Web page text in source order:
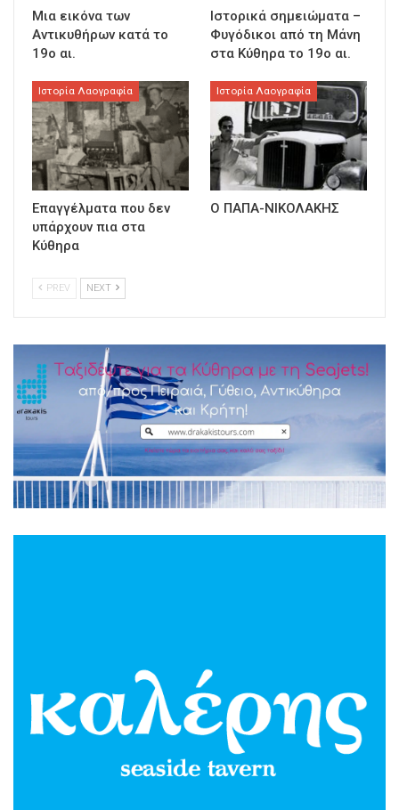
Μια εικόνα των
Αντικυθήρων κατά το
19ο αι.
Ιστορικά σημειώματα –
Φυγόδικοι από τη Μάνη
στα Κύθηρα το 19ο αι.
Ιστορία Λαογραφία
Επαγγέλματα που δεν
υπάρχουν πια στα
Κύθηρα
Ιστορία Λαογραφία
Ο ΠΑΠΑ-ΝΙΚΟΛΑΚΗΣ
PREV NEXT